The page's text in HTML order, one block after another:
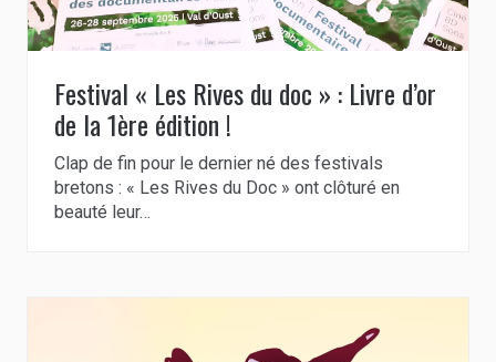
Festival « Les Rives du doc » : Livre d’or
de la 1ère édition !
Clap de fin pour le dernier né des festivals
bretons : « Les Rives du Doc » ont clôturé en
beauté leur…